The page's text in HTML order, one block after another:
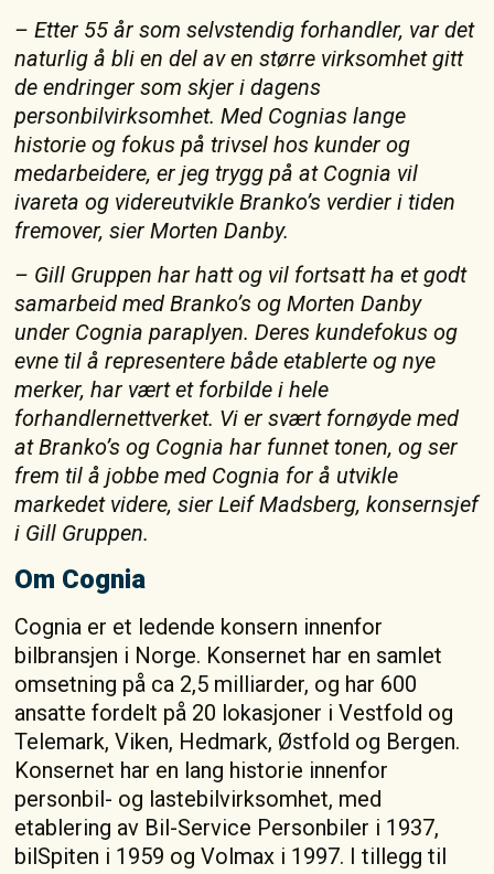
– Etter 55 år som selvstendig forhandler, var det
naturlig å bli en del av en større virksomhet gitt
de endringer som skjer i dagens
personbilvirksomhet. Med Cognias lange
historie og fokus på trivsel hos kunder og
medarbeidere, er jeg trygg på at Cognia vil
ivareta og videreutvikle Branko’s verdier i tiden
fremover, sier Morten Danby.
– Gill Gruppen har hatt og vil fortsatt ha et godt
samarbeid med Branko’s og Morten Danby
under Cognia paraplyen. Deres kundefokus og
evne til å representere både etablerte og nye
merker, har vært et forbilde i hele
forhandlernettverket. Vi er svært fornøyde med
at Branko’s og Cognia har funnet tonen, og ser
frem til å jobbe med Cognia for å utvikle
markedet videre, sier Leif Madsberg, konsernsjef
i Gill Gruppen.
Om Cognia
Cognia er et ledende konsern innenfor
bilbransjen i Norge. Konsernet har en samlet
omsetning på ca 2,5 milliarder, og har 600
ansatte fordelt på 20 lokasjoner i Vestfold og
Telemark, Viken, Hedmark, Østfold og Bergen.
Konsernet har en lang historie innenfor
personbil- og lastebilvirksomhet, med
etablering av Bil-Service Personbiler i 1937,
bilSpiten i 1959 og Volmax i 1997. I tillegg til